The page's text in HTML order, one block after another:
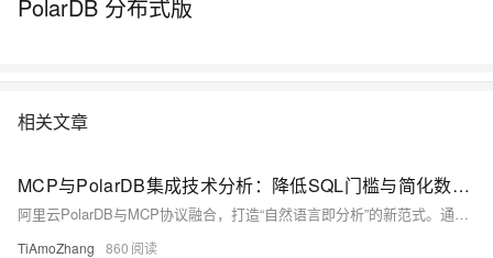
PolarDB 分布式版
相关文章
MCP与PolarDB集成技术分析：降低SQL门槛与简化数据可视化流程的机制解析
阿里云PolarDB与MCP协议融合，打造“自然语言即分析”的新范式。通过云原生数据库与标准化AI接口协同，实现零代码、分钟级从数据到可视化洞察，打破技术壁垒，提升分析效率99%，推动企业数据能力普惠化。
TiAmoZhang 860